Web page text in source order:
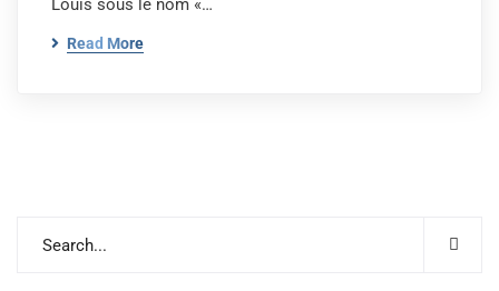
Louis sous le nom «…
Read More